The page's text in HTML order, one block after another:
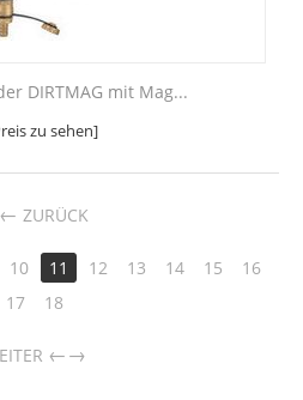
DIRTMAG mit Mag...
zu sehen]
← ZURÜCK
10 11 12 13 14 15
16
17
18
→